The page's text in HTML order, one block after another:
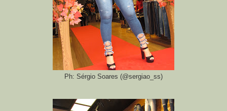
Ph: Sérgio Soares (@sergiao_ss)